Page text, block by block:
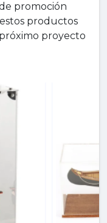
promoción
productos
proyecto